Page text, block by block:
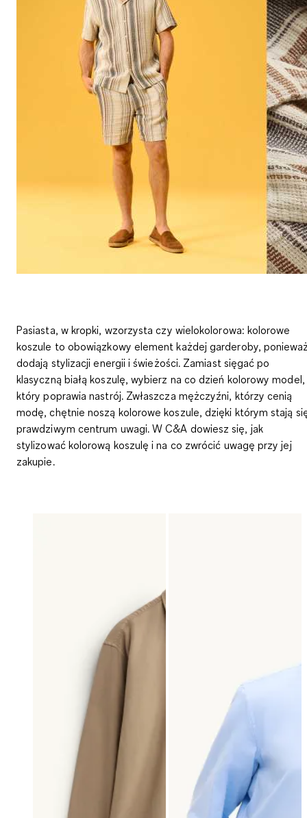
Pasiasta, w kropki, wzorzysta czy wielokolorowa: kolorowe
koszule to obowiązkowy element każdej garderoby,
dodają stylizacji energii i świeżości. Zamiast sięgać po
klasyczną białą koszulę, wybierz na co dzień kolorowy model,
który poprawia nastrój. Zwłaszcza mężczyźni, którzy cenią
modę, chętnie noszą kolorowe koszule, dzięki którym stają
prawdziwym centrum uwagi. W C&A dowiesz się, jak
stylizować kolorową koszulę i na co zwrócić uwagę przy jej
zakupie.